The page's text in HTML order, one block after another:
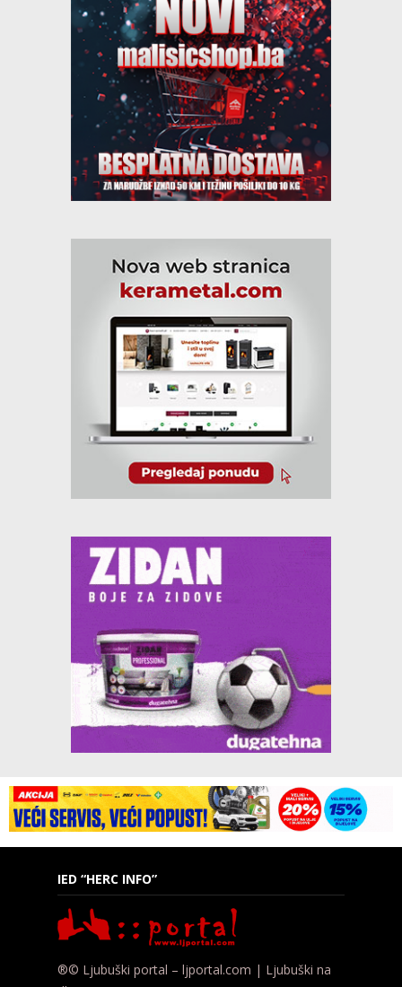
IED “HERC INFO”
®© Ljubuški portal – ljportal.com | Ljubuški na